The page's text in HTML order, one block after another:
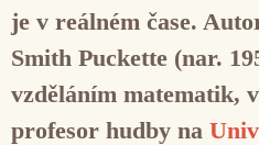
je v reálném čase.
Smith Puckette (nar.
vzděláním matematik,
profesor hudby na